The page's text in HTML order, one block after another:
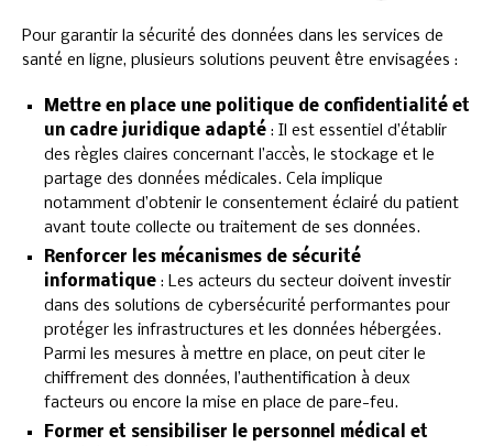
Pour garantir la sécurité des données dans les services de
santé en ligne, plusieurs solutions peuvent être envisagées :
Mettre en place une politique de confidentialité et
un cadre juridique adapté : Il est essentiel d’établir
des règles claires concernant l’accès, le stockage et le
partage des données médicales. Cela implique
notamment d’obtenir le consentement éclairé du patient
avant toute collecte ou traitement de ses données.
Renforcer les mécanismes de sécurité
informatique : Les acteurs du secteur doivent investir
dans des solutions de cybersécurité performantes pour
protéger les infrastructures et les données hébergées.
Parmi les mesures à mettre en place, on peut citer le
chiffrement des données, l’authentification à deux
facteurs ou encore la mise en place de pare-feu.
Former et sensibiliser le personnel médical et